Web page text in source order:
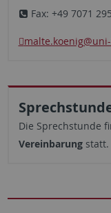
Fax: +49 7071
malte.koenig
Die Sprechstunde
Vereinbarung statt.